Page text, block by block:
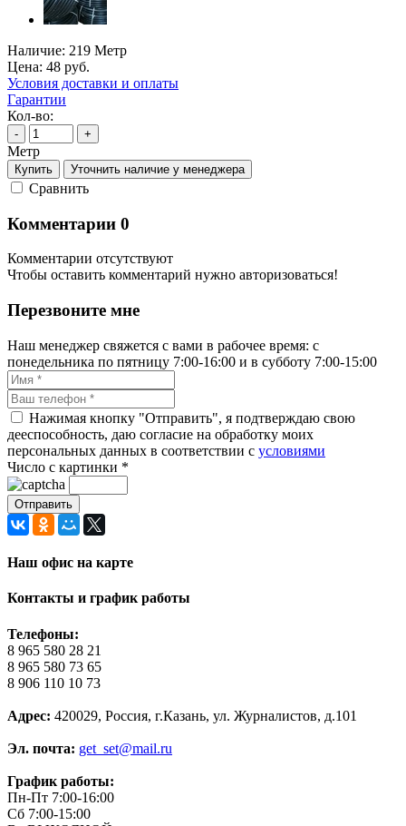
Наличие: 219 Метр
Цена: 48 руб.
Условия доставки и оплаты
Гарантии
Кол-во:
- +
Метр
Купить Уточнить наличие у менеджера
Cравнить
Комментарии 0
Комментарии отсутствуют
Чтобы оставить комментарий нужно авторизоваться!
Перезвоните мне
Наш менеджер свяжется с вами в рабочее время: с
понедельника по пятницу 7:00-16:00 и в субботу 7:00-15:00
Нажимая кнопку "Отправить", я подтверждаю свою
дееспособность, даю согласие на обработку моих
персональных данных в соответствии с условиями
Число с картинки *
Наш офис на карте
Контакты и график работы
Телефоны:
8 965 580 28 21
8 965 580 73 65
8 906 110 10 73
Адрес: 420029, Россия, г.Казань, ул. Журналистов, д.101
Эл. почта: get_set@mail.ru
График работы:
Пн-Пт 7:00-16:00
Сб 7:00-15:00